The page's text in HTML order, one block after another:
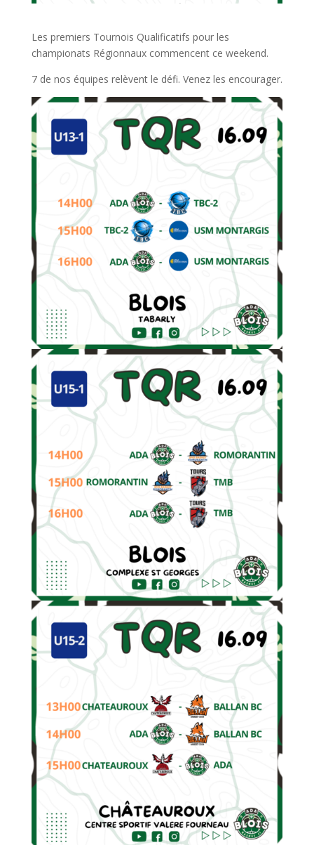
Les premiers Tournois Qualificatifs pour les
championats Régionnaux commencent ce weekend.
7 de nos équipes relèvent le défi. Venez les encourager.